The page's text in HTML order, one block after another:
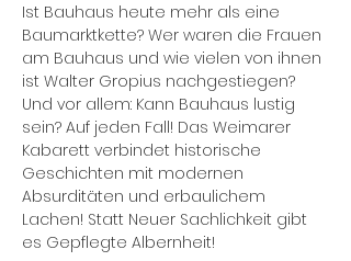
Ist Bauhaus heute mehr als eine
Baumarktkette? Wer waren die Frauen
am Bauhaus und wie vielen von ihnen
ist Walter Gropius nachgestiegen?
Und vor allem: Kann Bauhaus lustig
sein? Auf jeden Fall! Das Weimarer
Kabarett verbindet historische
Geschichten mit modernen
Absurditäten und erbaulichem
Lachen! Statt Neuer Sachlichkeit gibt
es Gepflegte Albernheit!